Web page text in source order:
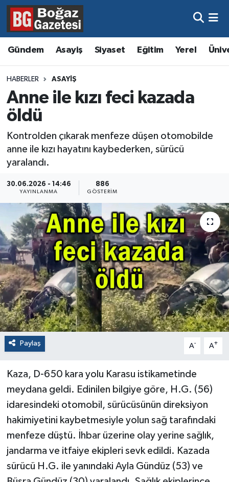
Gündem Asayiş Siyaset Eğitim Yerel
HABERLER ASAYIŞ
Anne ile kızı feci kazada
öldü
Kontrolden çıkarak menfeze düşen otomobilde
anne ile kızı hayatını kaybederken, sürücü
yaralandı.
30.06.2026 - 14:46
YAYINLANMA
886
GÖSTERIM
Paylaş A- A+
Kaza, D-650 kara yolu Karasu istikametinde
meydana geldi. Edinilen bilgiye göre, H.G. (56)
idaresindeki otomobil, sürücüsünün direksiyon
hakimiyetini kaybetmesiyle yolun sağ tarafındaki
menfeze düştü. İhbar üzerine olay yerine sağlık,
jandarma ve itfaiye ekipleri sevk edildi. Kazada
sürücü H.G. ile yanındaki Ayla Gündüz (53) ve
Asayiş
Eğitim
Ekonomi
Gündem
Kültür ve Sanat
Resmi İlanlar
Sağlık
Hava Durumu
Trafik Durumu
Süper Lig Puan Durumu ve Fikstür
Tüm Manşetler
Son Dakika Haberleri